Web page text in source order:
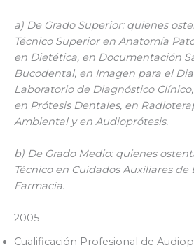
a) De Grado Superior: quienes
Técnico Superior en Anatomía
en Dietética, en Documentación
Bucodental, en Imagen para el
Laboratorio de Diagnóstico
en Prótesis Dentales, en
Ambiental y en Audioprótesis.
b) De Grado Medio: quienes
Técnico en Cuidados Auxiliares
Farmacia.
2005
Cualificación Profesional de